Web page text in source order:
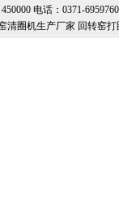
电话：0371-
清圈机生产厂家 回转窑